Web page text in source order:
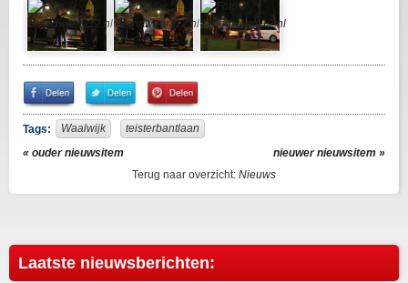
Share
on
Facebook
Share
on
Twitter
Pin
It!
Tags: Waalwijk
teisterbantlaan
« ouder nieuwsitem
nieuwer nieuwsitem »
Terug naar overzicht: Nieuws
Laatste nieuwsberichten: